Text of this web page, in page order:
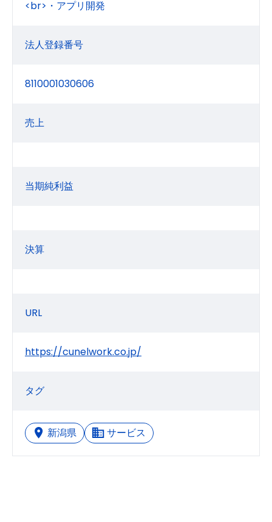
<br>・アプリ開発
法人登録番号
8110001030606
売上
当期純利益
決算
URL
https://cunelwork.co.jp/
タグ
新潟県 サービス